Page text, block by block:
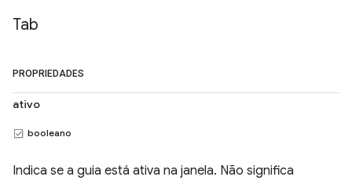
Tab
PROPRIEDADES
ativo
booleano
Indica se a guia está ativa na janela. Não significa